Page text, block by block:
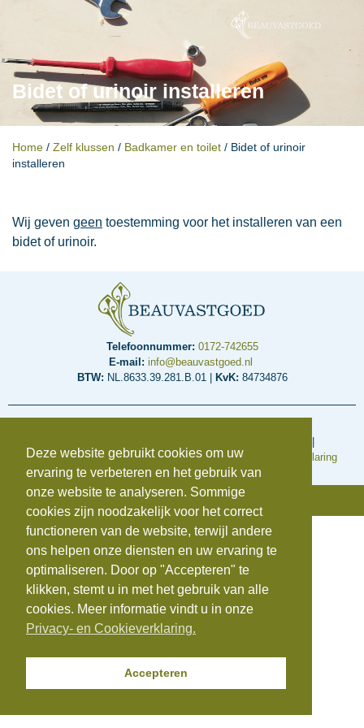
Bidet of urinoir installeren
Home / Zelf klussen / Badkamer en toilet / Bidet of urinoir
installeren
Wij geven geen toestemming voor het installeren van een
bidet of urinoir.
Telefoonnummer: 0172-742655
E-mail: info@beauvastgoed.nl
BTW: NL.8633.39.281.B.01 | KvK: 84734876
Cookieverklaring|Disclaimer|Klachtenregeling Privacyverklaring
© Copyright 2025 | Beauvastgoed
Deze website gebruikt cookies om uw
ervaring te verbeteren en het gebruik van
onze website te analyseren. Sommige
cookies zijn noodzakelijk voor het correct
functioneren van de website, terwijl andere
ons helpen onze diensten en uw ervaring te
optimaliseren. Door op "Accepteren" te
klikken, stemt u in met het gebruik van alle
cookies. Meer informatie vindt u in onze
Privacy- en Cookieverklaring.
Accepteren